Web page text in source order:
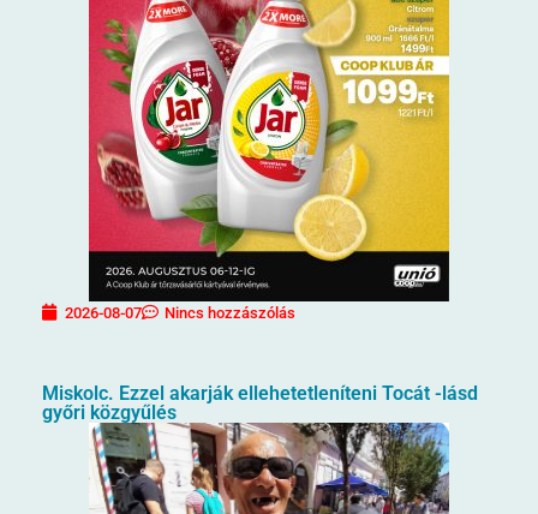
2026-08-07 Nincs hozzászólás
Miskolc. Ezzel akarják ellehetetleníteni Tocát -lásd
győri közgyűlés